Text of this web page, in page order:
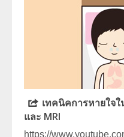
เทคนิคการหายใจใ
และ MRI
https://